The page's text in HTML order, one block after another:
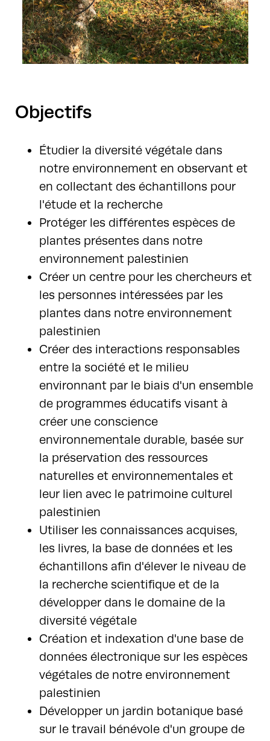
Objectifs
Étudier la diversité végétale dans
notre environnement en observant et
en collectant des échantillons pour
l'étude et la recherche
Protéger les différentes espèces de
plantes présentes dans notre
environnement palestinien
Créer un centre pour les chercheurs et
les personnes intéressées par les
plantes dans notre environnement
palestinien
Créer des interactions responsables
entre la société et le milieu
environnant par le biais d'un ensemble
de programmes éducatifs visant à
créer une conscience
environnementale durable, basée sur
la préservation des ressources
naturelles et environnementales et
leur lien avec le patrimoine culturel
palestinien
Utiliser les connaissances acquises,
les livres, la base de données et les
échantillons afin d'élever le niveau de
la recherche scientifique et de la
développer dans le domaine de la
diversité végétale
Création et indexation d'une base de
données électronique sur les espèces
végétales de notre environnement
palestinien
Développer un jardin botanique basé
sur le travail bénévole d'un groupe de